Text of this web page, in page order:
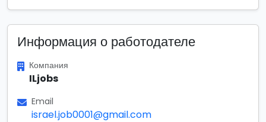
Информация о работодателе
Компания
ILjobs
Email
israel.job0001@gmail.com